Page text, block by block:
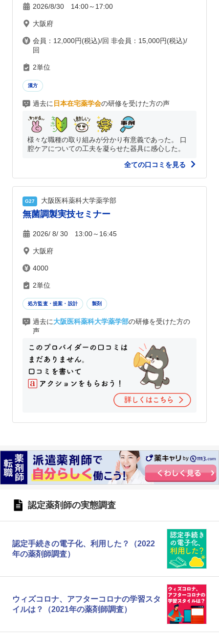
2026/8/30 14:00～17:00
大阪府
会員：12,000円(税込)/回 非会員：15,000円(税込)/
回
2単位
漢方
過去に 日本在宅薬学会の研修を受けた方の声
様々な職種の取り組みが分かり有意義であった。 口
腔ケアについての工夫を凝らせた器具に感心した。
全ての口コミを見る
G27 大阪医科薬科大学薬学部
無菌調製実技セミナー
2026/ 8/ 30 13:00～16:45
大阪府
4000
2単位
処方監査・提案・設計 製剤
過去に大阪医科薬科大学薬学部の研修を受けた方の
声
認定薬剤師の実態調査
認定手続きの電子化、利用した？（2022
年の薬剤師調査）
ウィズコロナ、アフターコロナの学習スタ
イルは？（2021年の薬剤師調査）